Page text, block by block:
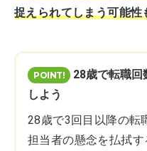
捉えられてしまう可能性
28歳で転職回
しよう
28歳で3回目以降の転
担当者の懸念を払拭